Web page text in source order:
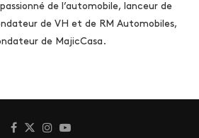
de l’automobile, lanceur de
de VH et de RM Automobiles,
de MajicCasa.